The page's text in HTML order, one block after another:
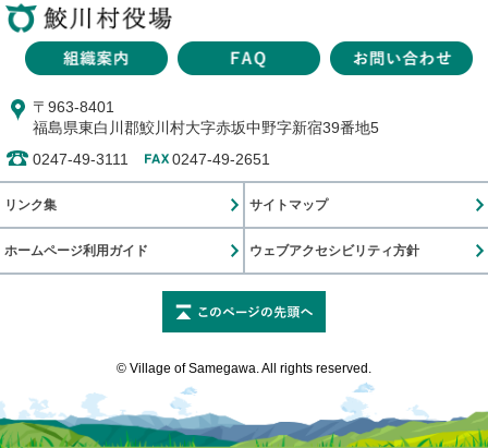
〒963-8401
福島県東白川郡鮫川村大字赤坂中野字新宿39番地5
0247-49-3111
0247-49-2651
リンク集 サイトマップ
ホームページ利用ガイド ウェブアクセシビリティ方針
© Village of Samegawa. All rights reserved.